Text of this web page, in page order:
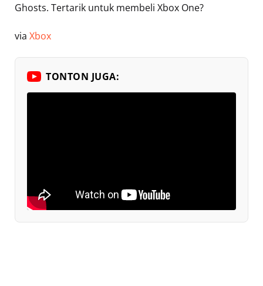
Ghosts. Tertarik untuk membeli Xbox One?
via Xbox
TONTON JUGA: